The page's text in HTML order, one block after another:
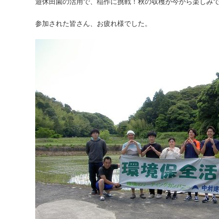
参加された皆さん、お疲れ様でした。